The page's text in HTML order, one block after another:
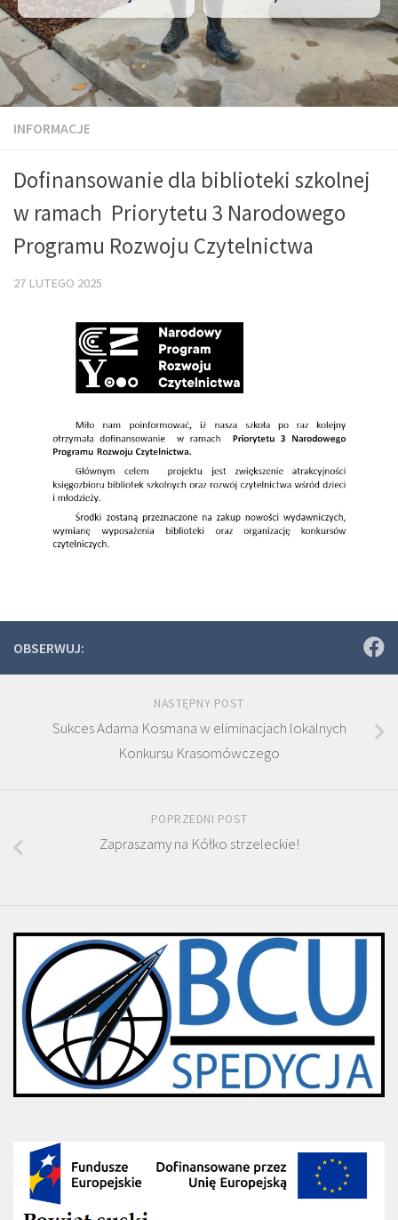
INFORMACJE
Dofinansowanie dla biblioteki szkolnej
w ramach Priorytetu 3 Narodowego
Programu Rozwoju Czytelnictwa
27 LUTEGO 2025
OBSERWUJ:
NASTĘPNY POST
Sukces Adama Kosmana w eliminacjach lokalnych
Konkursu Krasomówczego
POPRZEDNI POST
Zapraszamy na Kółko strzeleckie!